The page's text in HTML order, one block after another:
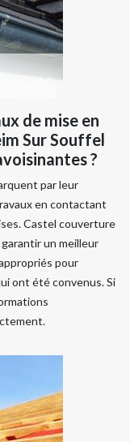
de mise en
Sur Souffel
?
par leur
en contactant
Castel couverture
un meilleur
pour
ont été convenus. Si